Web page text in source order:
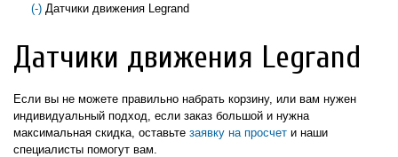
(-) Remove Датчики движения Legrand filter
Датчики движения Legrand
Датчики движения Legrand
Если вы не можете правильно набрать корзину, или вам нужен
индивидуальный подход, если заказ большой и нужна
максимальная скидка, оставьте заявку на просчет и наши
специалисты помогут вам.